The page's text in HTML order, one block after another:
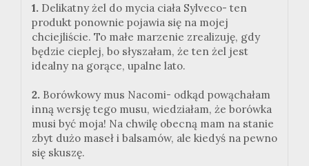
1. Delikatny żel do mycia ciała Sylveco- ten
produkt ponownie pojawia się na mojej
chciejliście. To małe marzenie zrealizuję, gdy
będzie cieplej, bo słyszałam, że ten żel jest
idealny na gorące, upalne lato.
2. Borówkowy mus Nacomi- odkąd powąchałam
inną wersję tego musu, wiedziałam, że borówka
musi być moja! Na chwilę obecną mam na stanie
zbyt dużo maseł i balsamów, ale kiedyś na pewno
się skuszę.